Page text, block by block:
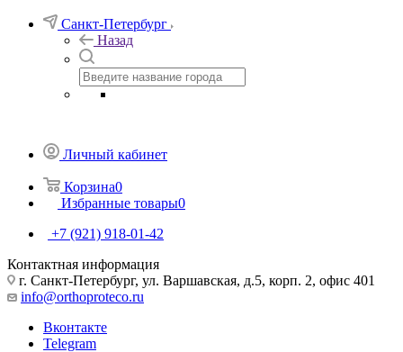
Санкт-Петербург
Назад
Личный кабинет
Корзина0
Избранные товары0
+7 (921) 918-01-42
Контактная информация
г. Санкт-Петербург, ул. Варшавская, д.5, корп. 2, офис 401
info@orthoproteco.ru
Вконтакте
Telegram